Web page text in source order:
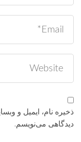
نام، ایمیل و
می‌نویسم.